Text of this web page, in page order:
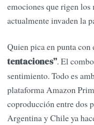
emociones que rigen
actualmente invaden la
Quien pica en punta con
tentaciones”. El
sentimiento. Todo es
plataforma Amazon
coproducción entre dos
Argentina y Chile ya